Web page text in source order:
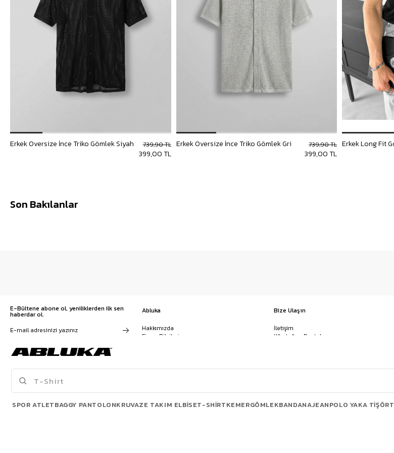
Erkek Oversize İnce Triko Gömlek Siyah
399,00 TL
739,90 TL Erkek Oversize İnce Triko Gömlek Gri
399,00 TL
739,90 TL
Son Bakılanlar
E-Bültene abone ol, yeniliklerden ilk sen
haberdar ol.
Kampanyalar, ürünler ve
değişiklikler hakkında e-mail ve
buradan ulaşabilirsin
Abluka
Hakkımızda
Firma Bilgileri
Sözleşmeler
Bize Ulaşın
İletişim
WhatsApp Destek
Havale/EFT ve Kapıda Ödeme
SPOR ATLETBAGGY PANTOLONKRUVAZE TAKIM ELBISET-SHIRTKEMERGÖMLEKBANDANAJEANPOLO YAKA TIŞÖRT